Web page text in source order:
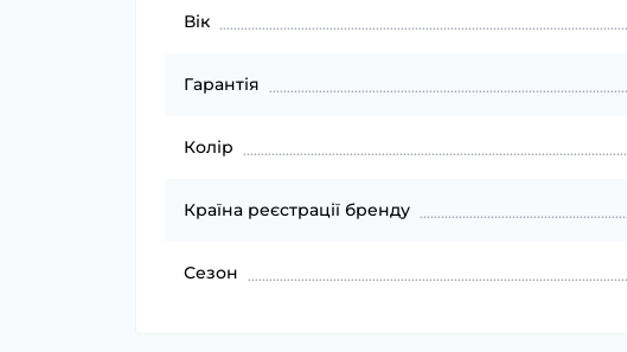
Вік
Гарантія
Колір
Країна реєстрації бренду
Сезон